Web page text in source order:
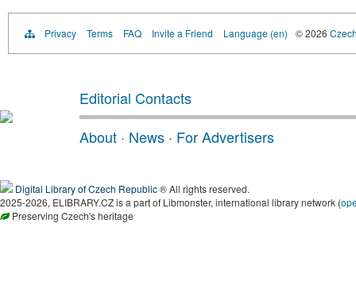
Privacy Terms FAQ Invite a Friend Language (en) © 2026
Editorial Contacts
About · News · For Advertisers
Digital Library of Czech Republic® All rights reserved.
2025-2026, ELIBRARY.CZ is a part of Libmonster, international library network (
Preserving Czech's heritage